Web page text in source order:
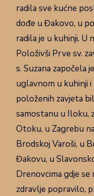
radila sve kućne
dođe u Đakovo, u
radila je u kuhinji. U
Položivši Prve sv.
s. Suzana započela
uglavnom u kuhinji
položenih zavjeta
samostanu u Iloku,
Otoku, u Zagrebu
Brodskoj Varoši, u
Đakovu, u
Drenovcima gdje se
zdravlje popravilo,